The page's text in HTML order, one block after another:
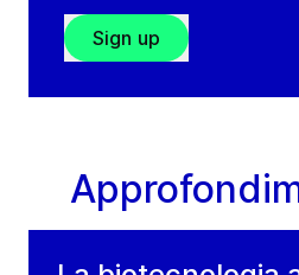
Sign up